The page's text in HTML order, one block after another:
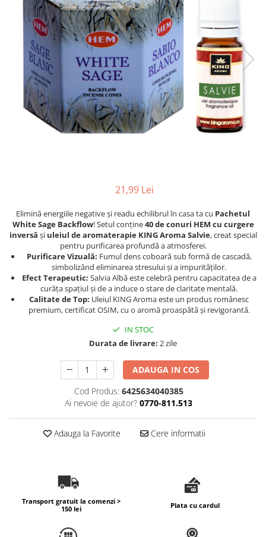
Accesorii și Difuzoare
Difuzoare Uleiuri Clasice
Suporți Conuri & bețe parfumate
Suporți Conuri Backflow
Profesionale
Flacoane & Recipiente
Cutii carton și soluții de expediere
Soluții Retail, B2B & Display
(Volume Mari)
Parfum pentru rufe (Bax/Vrac)
Uleiuri parfumate aromaterapie
(Pachete/Bax)
Odorizante Auto cu Pulverizator
21,99 Lei
Elimină energiile negative și readu echilibrul în casa ta cu Pachetul
White Sage Backflow! Setul conține40 de conuri HEM cu curgere
inversă și uleiul de aromaterapie KING Aroma Salvie, creat special
pentru purificarea profundă a atmosferei.
Purificare Vizuală: Fumul dens coboară sub formă de cascadă,
simbolizând eliminarea stresului și a impurităților.
Efect Terapeutic: Salvia Albă este celebră pentru capacitatea de a
curăța spațiul și de a induce o stare de claritate mentală.
Calitate de Top: Uleiul KING Aroma este un produs românesc
premium, certificat OSIM, cu o aromă proaspătă și revigorantă.
IN STOC
Durata de livrare: 2 zile
ADAUGA IN COS
Cod Produs: 6425634040385
Ai nevoie de ajutor? 0770-811.513
Adauga la Favorite Cere informatii
Transport gratuit la comenzi >
150 lei
Plata cu cardul